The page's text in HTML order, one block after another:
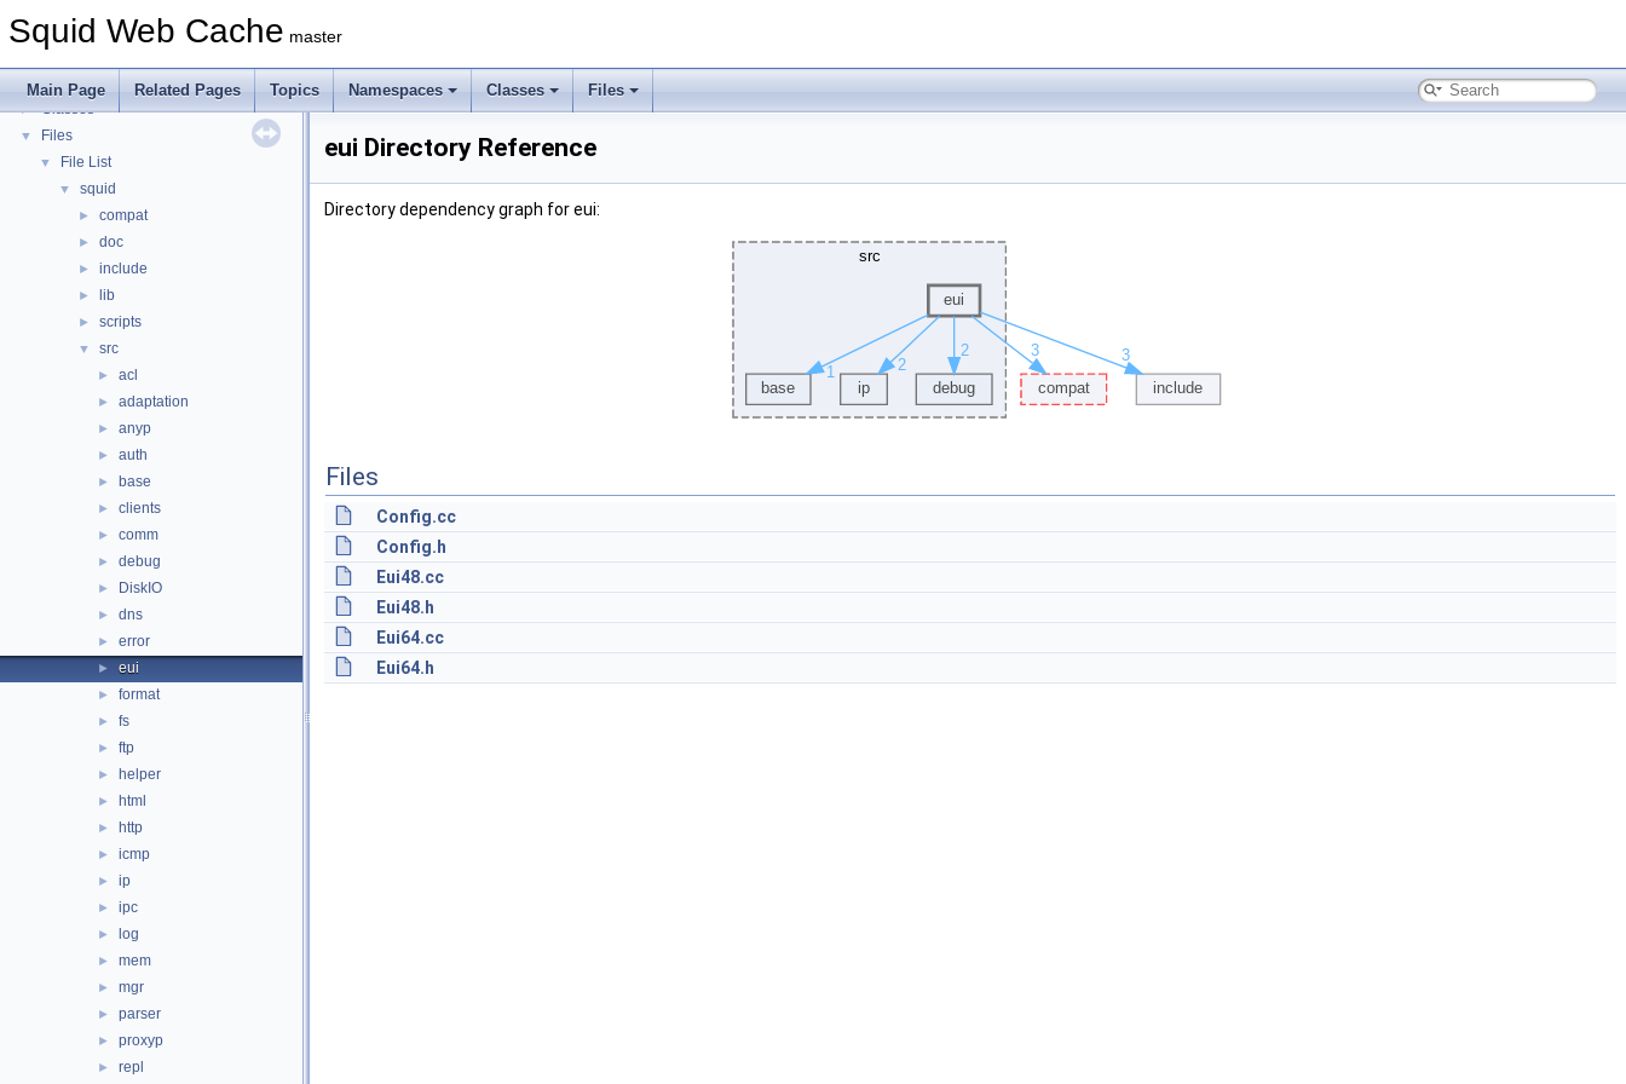
Squid Web Cache master
Main Page Related Pages Topics Namespaces Classes Files
Deprecated List
► Namespaces
► Classes
▼ Files
▼ File List
▼ squid
► compat
► doc
► include
► lib
► scripts
▼ src
► acl
► adaptation
► anyp
► auth
► base
► clients
► comm
► debug
► DiskIO
► dns
► error
► eui
► format
► fs
► ftp
► helper
► html
► http
► icmp
► ip
► ipc
► log
► mem
► mgr
► parser
► proxyp
► repl
eui Directory Reference
Directory dependency graph for eui:
Files
Config.cc
Config.h
Eui48.cc
Eui48.h
Eui64.cc
Eui64.h